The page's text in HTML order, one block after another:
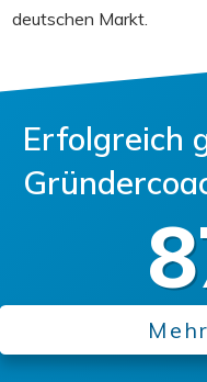
deutschen Markt.
Erfolgreich